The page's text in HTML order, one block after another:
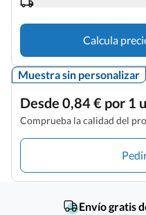
Calcula
Muestra sin personalizar
Desde 0,84 € por 1
Comprueba la calidad del
Envío gratis